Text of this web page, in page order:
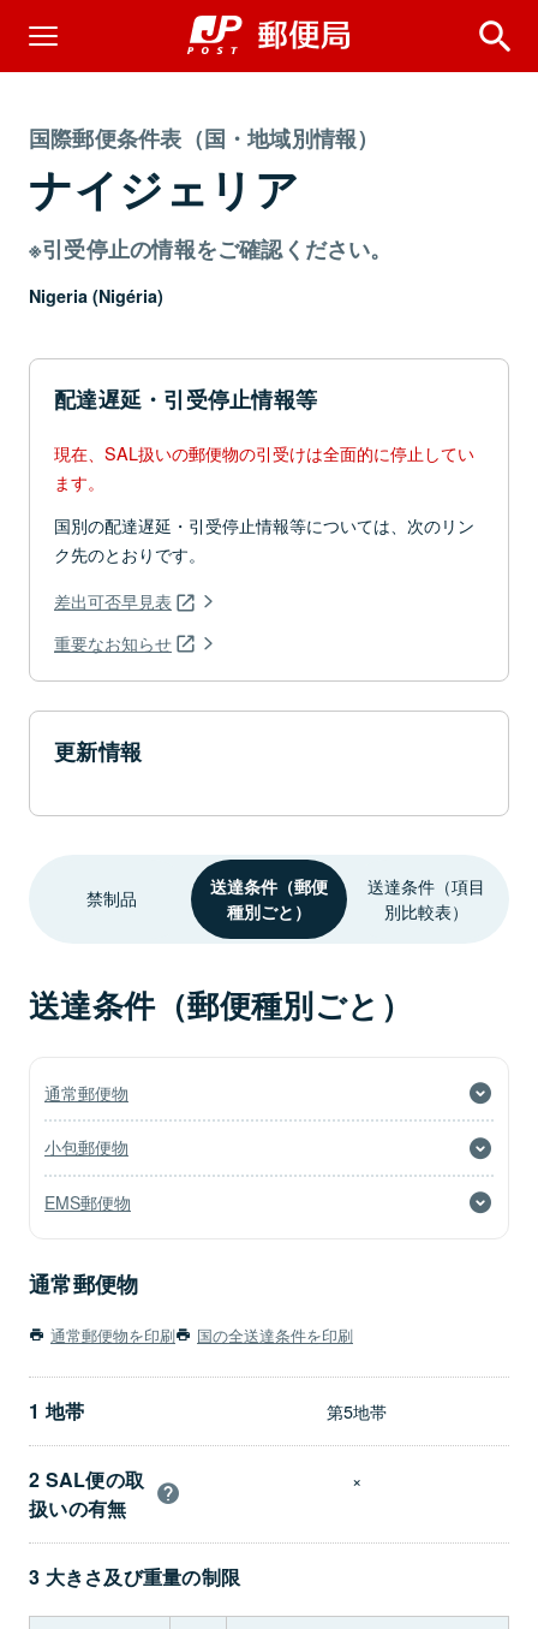
国際郵便条件表（国・地域別情報）
ナイジェリア
※引受停止の情報をご確認ください。
Nigeria (Nigéria)
配達遅延・引受停止情報等
現在、SAL扱いの郵便物の引受けは全面的に停止してい
ます。
国別の配達遅延・引受停止情報等については、次のリン
ク先のとおりです。
差出可否早見表
重要なお知らせ
更新情報
禁制品
送達条件（郵便
種別ごと）
送達条件（項目
別比較表）
送達条件（郵便種別ごと）
通常郵便物
小包郵便物
EMS郵便物
通常郵便物
通常郵便物を印刷 国の全送達条件を印刷
1 地帯 第5地帯
2 SAL便の取
扱いの有無
×
3 大きさ及び重量の制限